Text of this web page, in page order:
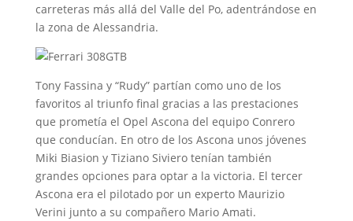
carreteras más allá del Valle del Po, adentrándose en
la zona de Alessandria.
Tony Fassina y “Rudy” partían como uno de los
favoritos al triunfo final gracias a las prestaciones
que prometía el Opel Ascona del equipo Conrero
que conducían. En otro de los Ascona unos jóvenes
Miki Biasion y Tiziano Siviero tenían también
grandes opciones para optar a la victoria. El tercer
Ascona era el pilotado por un experto Maurizio
Verini junto a su compañero Mario Amati.